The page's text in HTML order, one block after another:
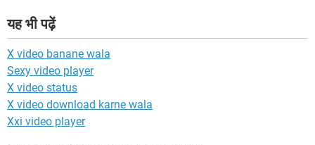
यह भी पढ़ें
X video banane wala
Sexy video player
X video status
X video download karne wala
Xxi video player